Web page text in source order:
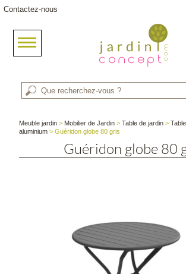
Contactez-nous
Meuble jardin > Mobilier de Jardin >Table de jardin >
aluminium > Guéridon globe 80 gris
Guéridon globe 80